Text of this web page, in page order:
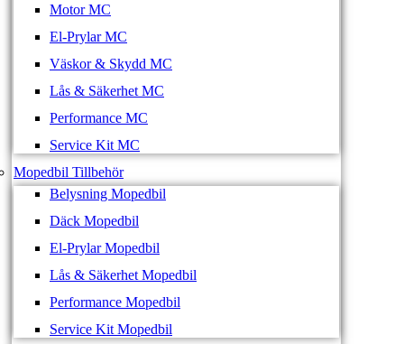
Motor MC
El-Prylar MC
Väskor & Skydd MC
Lås & Säkerhet MC
Performance MC
Service Kit MC
Mopedbil Tillbehör
Belysning Mopedbil
Däck Mopedbil
El-Prylar Mopedbil
Lås & Säkerhet Mopedbil
Performance Mopedbil
Service Kit Mopedbil